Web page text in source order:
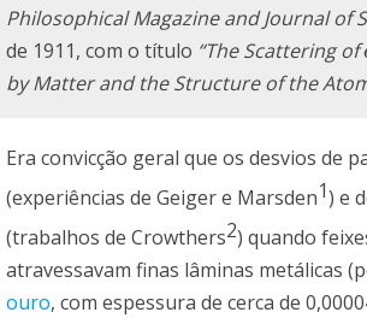
Philosophical Magazine and Journal of
de 1911, com o título “The Scattering of
by Matter and the Structure of the
Era convicção geral que os desvios de
(experiências de Geiger e Marsden1) e
(trabalhos de Crowthers2) quando
atravessavam finas lâminas metálicas
ouro, com espessura de cerca de